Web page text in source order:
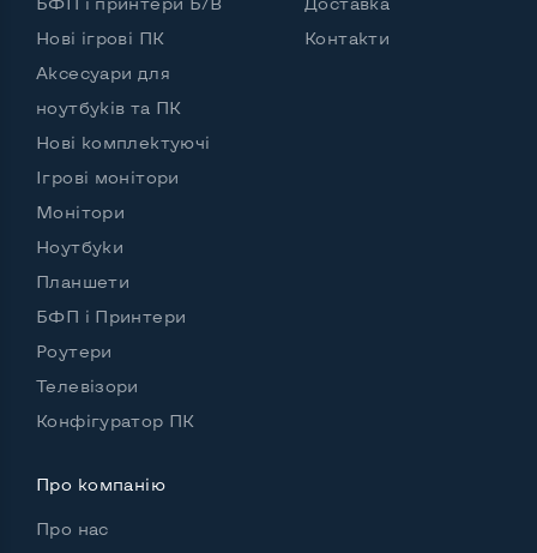
Розʼєм для мікрофону та навушників
Да, спереди и сзади
Вихід USB 2.05 шт и более
Вихід USB 3.02-4 шт
Потужність блоку живлення, Вт
Нові ігрові ПК
Аксесуари для
ноутбуків та ПК
Нові комплектуючі
Ігрові монітори
Монітори
Ноутбуки
Планшети
БФП і Принтери
Роутери
Телевізори
Конфігуратор ПК
Контакти
Про компанію
Про нас